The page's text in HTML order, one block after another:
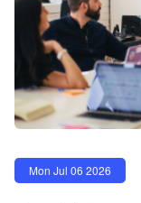
Mon Jul 06 2026